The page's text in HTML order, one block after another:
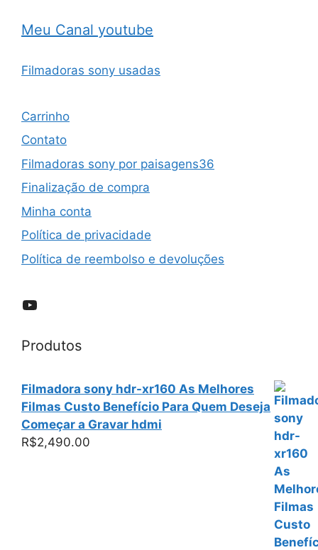
Meu Canal youtube
Filmadoras sony usadas
Carrinho
Contato
Filmadoras sony por paisagens36
Finalização de compra
Minha conta
Política de privacidade
Política de reembolso e devoluções
YouTube
Produtos
Filmadora sony hdr-xr160 As Melhores
Filmas Custo Benefício Para Quem Deseja
Começar a Gravar hdmi
R$2,490.00